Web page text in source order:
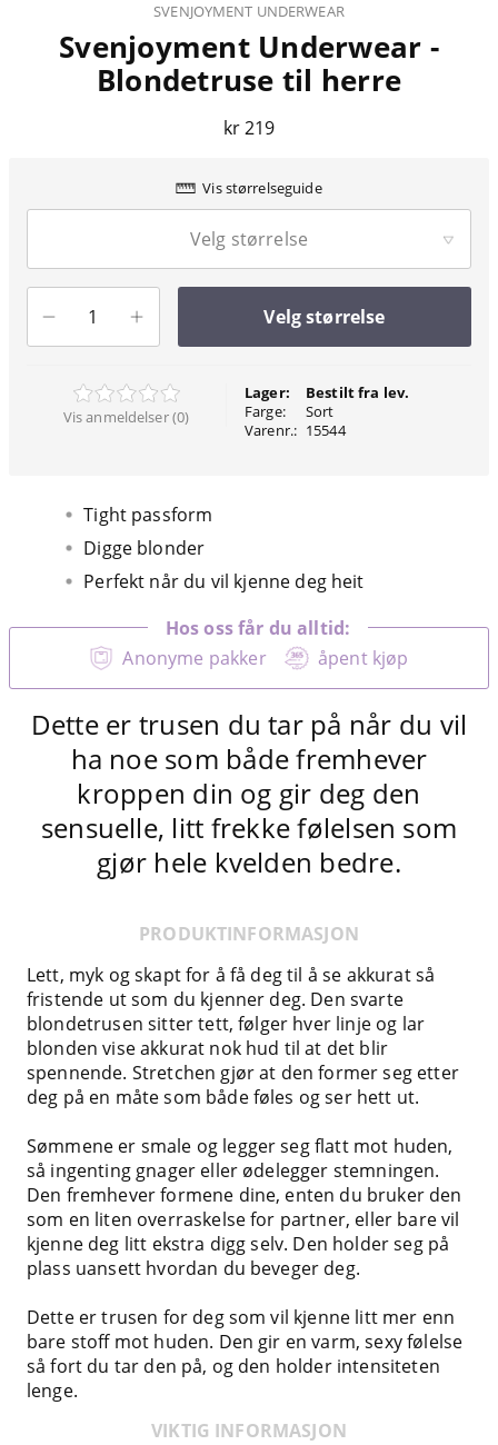
SVENJOYMENT UNDERWEAR
Svenjoyment Underwear -
Blondetruse til herre
kr 219
Vis størrelseguide
Velg størrelse
Velg størrelse
Vis anmeldelser (0)
Lager:
Farge:
Varenr.:
Bestilt fra lev.
Sort
15544
Tight passform
Digge blonder
Perfekt når du vil kjenne deg heit
Anonyme pakker åpent kjøp
Hos oss får du alltid:
Dette er trusen du tar på når du vil
ha noe som både fremhever
kroppen din og gir deg den
sensuelle, litt frekke følelsen som
gjør hele kvelden bedre.
PRODUKTINFORMASJON
Lett, myk og skapt for å få deg til å se akkurat så
fristende ut som du kjenner deg. Den svarte
blondetrusen sitter tett, følger hver linje og lar
blonden vise akkurat nok hud til at det blir
spennende. Stretchen gjør at den former seg etter
deg på en måte som både føles og ser hett ut.
Sømmene er smale og legger seg flatt mot huden,
så ingenting gnager eller ødelegger stemningen.
Den fremhever formene dine, enten du bruker den
som en liten overraskelse for partner, eller bare vil
kjenne deg litt ekstra digg selv. Den holder seg på
plass uansett hvordan du beveger deg.
Dette er trusen for deg som vil kjenne litt mer enn
bare stoff mot huden. Den gir en varm, sexy følelse
så fort du tar den på, og den holder intensiteten
lenge.
VIKTIG INFORMASJON